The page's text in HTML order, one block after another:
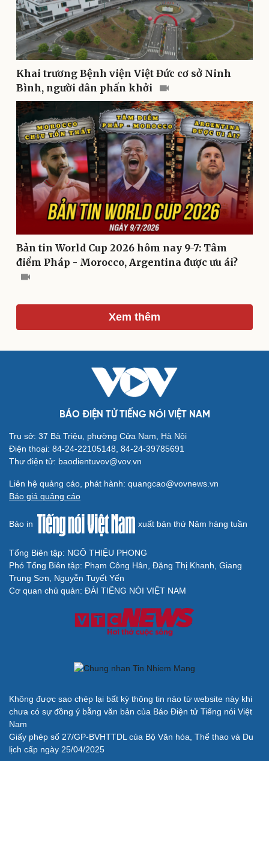
Văn hóa
Văn học
Âm nhạc
Di sản
Giải trí
Thời trang
Sao Việt
Săn Tour
Đọc truyện đêm khuya
Kể chuyện cho bé
Hạt giống tâm hồn
Cải chính
Khai trương Bệnh viện Việt Đức cơ sở Ninh
Bình, người dân phấn khởi
Bản tin World Cup 2026 hôm nay 9-7: Tâm
điểm Pháp - Morocco, Argentina được ưu ái?
Xem thêm
BÁO ĐIỆN TỬ TIẾNG NÓI VIỆT NAM
Trụ sở: 37 Bà Triệu, phường Cửa Nam, Hà Nội
Điện thoại: 84-24-22105148, 84-24-39785691
Thư điện tử: baodientuvov@vov.vn
Liên hệ quảng cáo, phát hành: quangcao@vovnews.vn
Báo giá quảng cáo
Báo in xuất bản thứ Năm hàng tuần
Tổng Biên tập: NGÔ THIỆU PHONG
Phó Tổng Biên tập: Phạm Công Hân, Đặng Thị Khanh, Giang
Trung Sơn, Nguyễn Tuyết Yến
Cơ quan chủ quản: ĐÀI TIẾNG NÓI VIỆT NAM
Không được sao chép lại bất kỳ thông tin nào từ website này khi
chưa có sự đồng ý bằng văn bản của Báo Điện tử Tiếng nói Việt
Nam
Giấy phép số 27/GP-BVHTTDL của Bộ Văn hóa, Thể thao và Du
lịch cấp ngày 25/04/2025